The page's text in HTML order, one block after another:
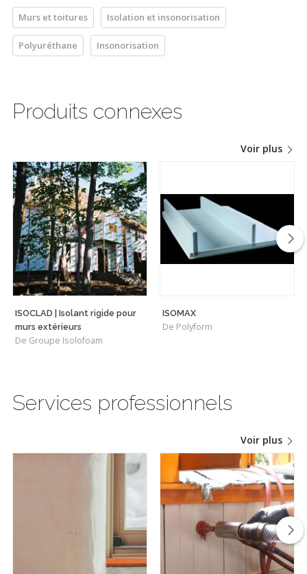
Murs et toitures Isolation et insonorisation
Polyuréthane Insonorisation
Produits connexes
Voir plus
ISOCLAD | Isolant rigide pour
murs extérieurs
De Groupe Isolofoam
ISOMAX
De Polyform
Services professionnels
Voir plus